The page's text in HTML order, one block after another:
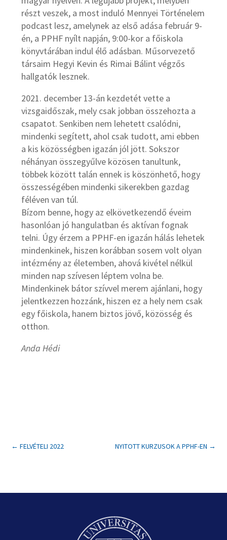
részt veszek, a most induló Mennyei Történelem
podcast lesz, amelynek az első adása február 9-
én, a PPHF nyílt napján, 9:00-kor a főiskola
könyvtárában indul élő adásban. Műsorvezető
társaim Hegyi Kevin és Rimai Bálint végzős
hallgatók lesznek.
2021. december 13-án kezdetét vette a
vizsgaidőszak, mely csak jobban összehozta a
csapatot. Senkiben nem lehetett csalódni,
mindenki segített, ahol csak tudott, ami ebben
a kis közösségben igazán jól jött. Sokszor
néhányan összegyűlve közösen tanultunk,
többek között talán ennek is köszönhető, hogy
összességében mindenki sikerekben gazdag
féléven van túl.
Bízom benne, hogy az elkövetkezendő éveim
hasonlóan jó hangulatban és aktívan fognak
telni. Úgy érzem a PPHF-en igazán hálás lehetek
mindenkinek, hiszen korábban sosem volt olyan
intézmény az életemben, ahová kivétel nélkül
minden nap szívesen léptem volna be.
Mindenkinek bátor szívvel merem ajánlani, hogy
jelentkezzen hozzánk, hiszen ez a hely nem csak
egy főiskola, hanem biztos jövő, közösség és
otthon.
Anda Hédi
←FELVÉTELI 2022 NYITOTT KURZUSOK A PPHF-EN →